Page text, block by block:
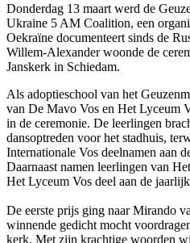
Donderdag 13 maart werd de
Ukraine 5 AM Coalition, een
Oekraïne documenteert sinds de
Willem-Alexander woonde de
Janskerk in Schiedam.
Als adoptieschool van het
van De Mavo Vos en Het Lyceum
in de ceremonie. De leerlingen
dansoptreden voor het stadhuis,
Internationale Vos deelnamen aan
Daarnaast namen leerlingen van
Het Lyceum Vos deel aan de
De eerste prijs ging naar Mirando
winnende gedicht mocht
kerk. Met zijn krachtige woorden